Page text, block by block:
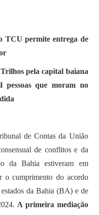
TCU permite entrega de
pela capital baiana
que moram no
de Contas da União
de conflitos e da
da Bahia estiveram em
o cumprimento do acordo
da Bahia (BA) e de
A primeira mediação